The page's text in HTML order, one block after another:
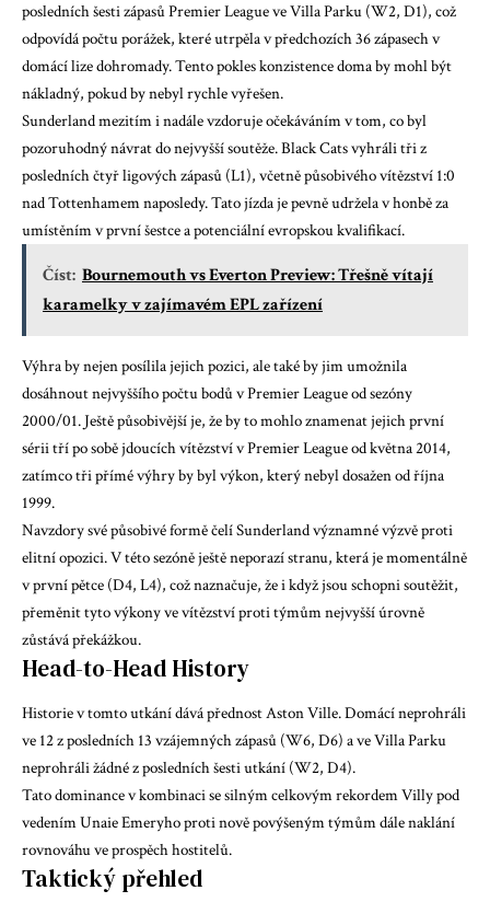
posledních šesti zápasů Premier League ve Villa Parku (W2, D1), což
odpovídá počtu porážek, které utrpěla v předchozích 36 zápasech v
domácí lize dohromady. Tento pokles konzistence doma by mohl být
nákladný, pokud by nebyl rychle vyřešen.
Sunderland mezitím i nadále vzdoruje očekáváním v tom, co byl
pozoruhodný návrat do nejvyšší soutěže. Black Cats vyhráli tři z
posledních čtyř ligových zápasů (L1), včetně působivého vítězství 1:0
nad Tottenhamem naposledy. Tato jízda je pevně udržela v honbě za
umístěním v první šestce a potenciální evropskou kvalifikací.
Číst: Bournemouth vs Everton Preview: Třešně vítají
karamelky v zajímavém EPL zařízení
Výhra by nejen posílila jejich pozici, ale také by jim umožnila
dosáhnout nejvyššího počtu bodů v Premier League od sezóny
2000/01. Ještě působivější je, že by to mohlo znamenat jejich první
sérii tří po sobě jdoucích vítězství v Premier League od května 2014,
zatímco tři přímé výhry by byl výkon, který nebyl dosažen od října
1999.
Navzdory své působivé formě čelí Sunderland významné výzvě proti
elitní opozici. V této sezóně ještě neporazí stranu, která je momentálně
v první pětce (D4, L4), což naznačuje, že i když jsou schopni soutěžit,
přeměnit tyto výkony ve vítězství proti týmům nejvyšší úrovně
zůstává překážkou.
Head-to-Head History
Historie v tomto utkání dává přednost Aston Ville. Domácí neprohráli
ve 12 z posledních 13 vzájemných zápasů (W6, D6) a ve Villa Parku
neprohráli žádné z posledních šesti utkání (W2, D4).
Tato dominance v kombinaci se silným celkovým rekordem Villy pod
vedením Unaie Emeryho proti nově povýšeným týmům dále naklání
rovnováhu ve prospěch hostitelů.
Taktický přehled